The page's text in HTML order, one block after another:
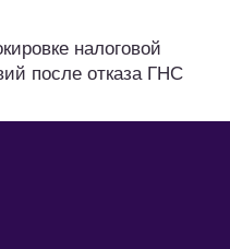
налоговой
после отказа ГНС